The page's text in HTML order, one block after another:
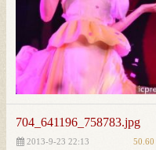
704_641196_758783.jpg
2013-9-23 22:13 50.60